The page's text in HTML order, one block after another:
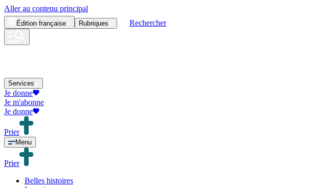
Aller au contenu principal
Édition française Rubriques Rechercher
Services
Je donne
Je m'abonne
Je donne
Prier
Menu
Prier
Belles histoires